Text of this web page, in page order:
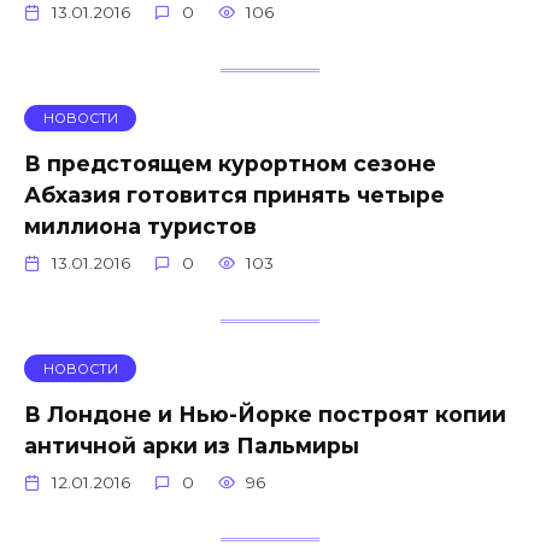
13.01.2016 0 106
НОВОСТИ
В предстоящем курортном сезоне
Абхазия готовится принять четыре
миллиона туристов
13.01.2016 0 103
НОВОСТИ
В Лондоне и Нью-Йорке построят копии
античной арки из Пальмиры
12.01.2016 0 96